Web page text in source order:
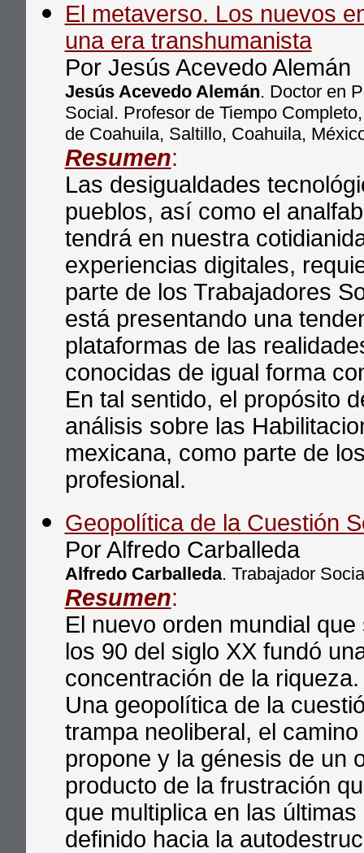
El metaverso. Los nuevos
una era transhumanista
Por Jesús Acevedo Alemán
Jesús Acevedo Alemán. Doctor en
Social. Profesor de Tiempo
de Coahuila, Saltillo, Coahuila,
Resumen:
Las desigualdades
pueblos, así como el
tendrá en nuestra
experiencias digitales,
parte de los Trabajadores
está presentando una
plataformas de las
conocidas de igual forma
En tal sentido, el propósito
análisis sobre las
mexicana, como parte de
profesional.
Geopolítica de la Cuestión
Por Alfredo Carballeda
Alfredo Carballeda. Trabajador
Resumen:
El nuevo orden mundial
los 90 del siglo XX fundó
concentración de la riqueza.
Una geopolítica de la
trampa neoliberal, el
propone y la génesis de un
producto de la frustración
que multiplica en las
definido hacia la